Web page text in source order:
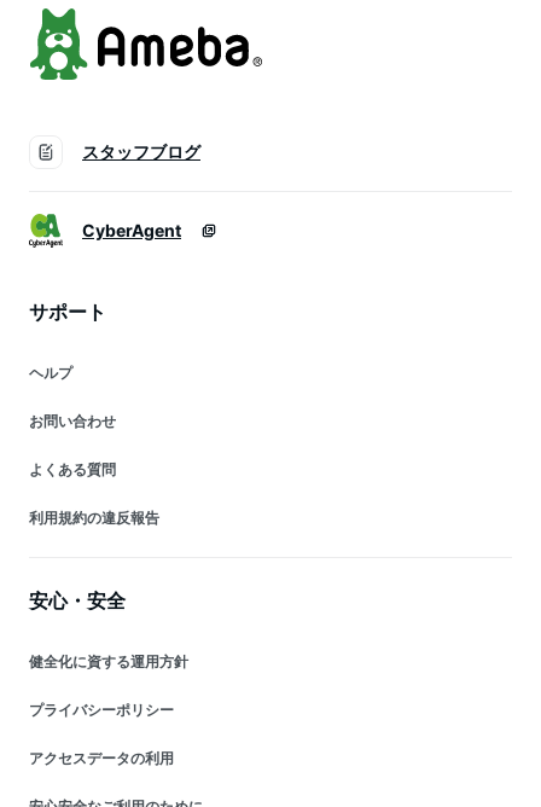
スタッフブログ
CyberAgent
サポート
ヘルプ
お問い合わせ
よくある質問
利用規約の違反報告
安心・安全
健全化に資する運用方針
プライバシーポリシー
アクセスデータの利用